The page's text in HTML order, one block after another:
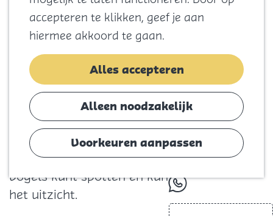
accepteren te klikken, geef je aan
hiermee akkoord te gaan.
Alles accepteren
Alleen noodzakelijk
Voorkeuren aanpassen
Koningsdag
Blijf
Slapen
Agenda
whatsapp
(30,8 km)
Voeg toe als favoriet
Fiets door het mooie en uitgestrekte
duinlandschap van Goeree-Overflakkee. De
route voert je ook langs de Noordzee en
het Grevelingenmeer. Onderweg kom je
meerdere natuurgebieden tegen waar je
vogels kunt spotten en kunt genieten van
het uitzicht.